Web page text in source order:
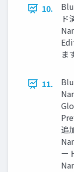
10.
ド
ま
11.
追
ー